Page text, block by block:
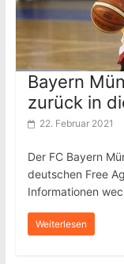
Bayern
zurück in
22. Februar 2021
Der FC Bayern
deutschen Free
Informationen
Weiterlesen